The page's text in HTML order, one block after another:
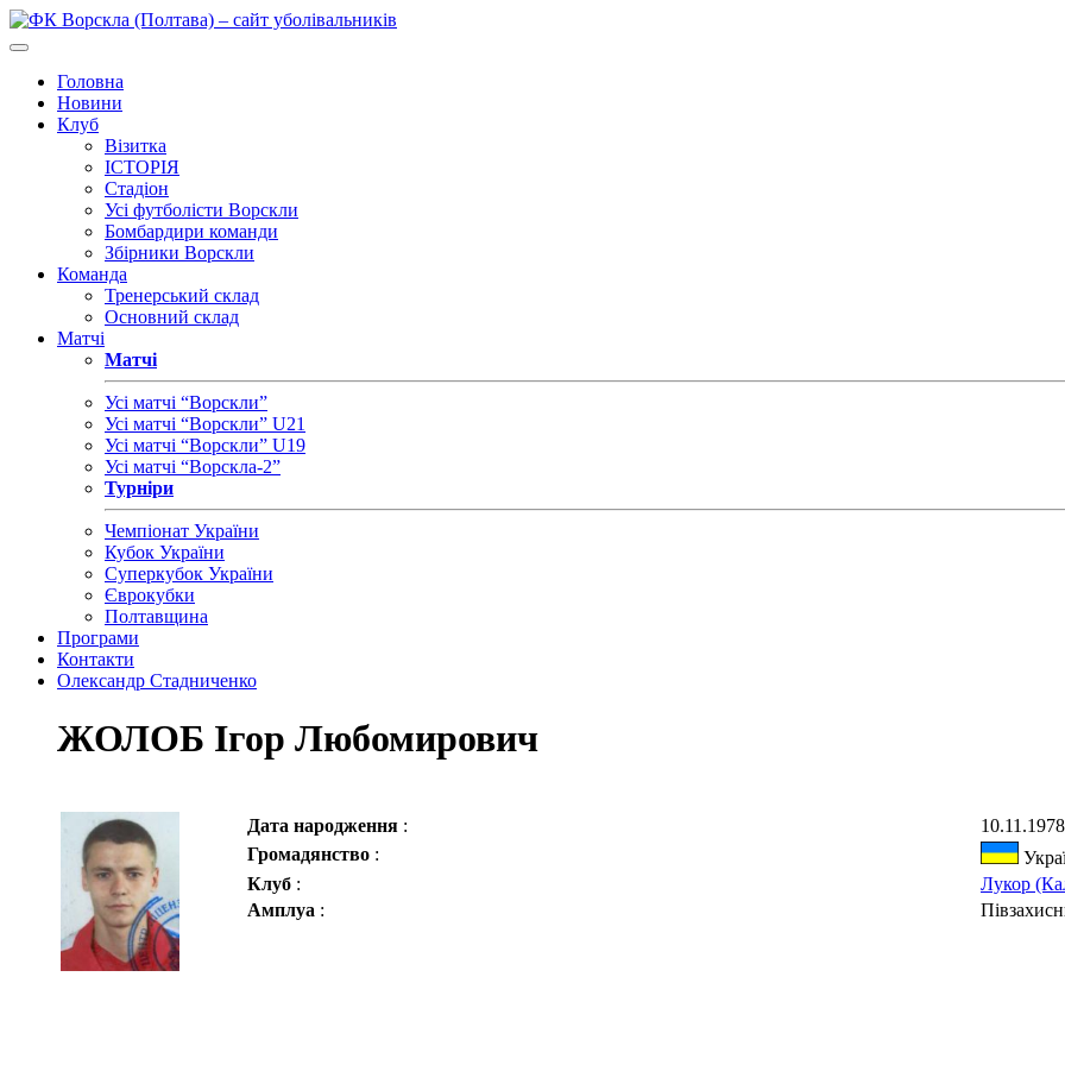
Головна
Новини
Клуб
Візитка
ІСТОРІЯ
Стадіон
Усі футболісти Ворскли
Бомбардири команди
Збірники Ворскли
Команда
Тренерський склад
Основний склад
Матчі
Матчі
Усі матчі “Ворскли”
Усі матчі “Ворскли” U21
Усі матчі “Ворскли” U19
Усі матчі “Ворскла-2”
Турніри
Чемпіонат України
Кубок України
Суперкубок України
Єврокубки
Полтавщина
Програми
Контакти
Олександр Стадниченко
ЖОЛОБ Ігор Любомирович
Дата народження :
10.11.1978
Громадянство :
Клуб :
Лукор
Амплуа :